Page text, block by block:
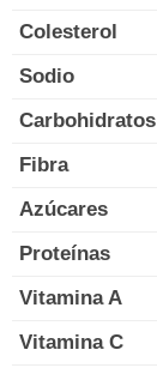
Colesterol
Sodio
Carbohidratos
Fibra
Azúcares
Proteínas
Vitamina A
Vitamina C